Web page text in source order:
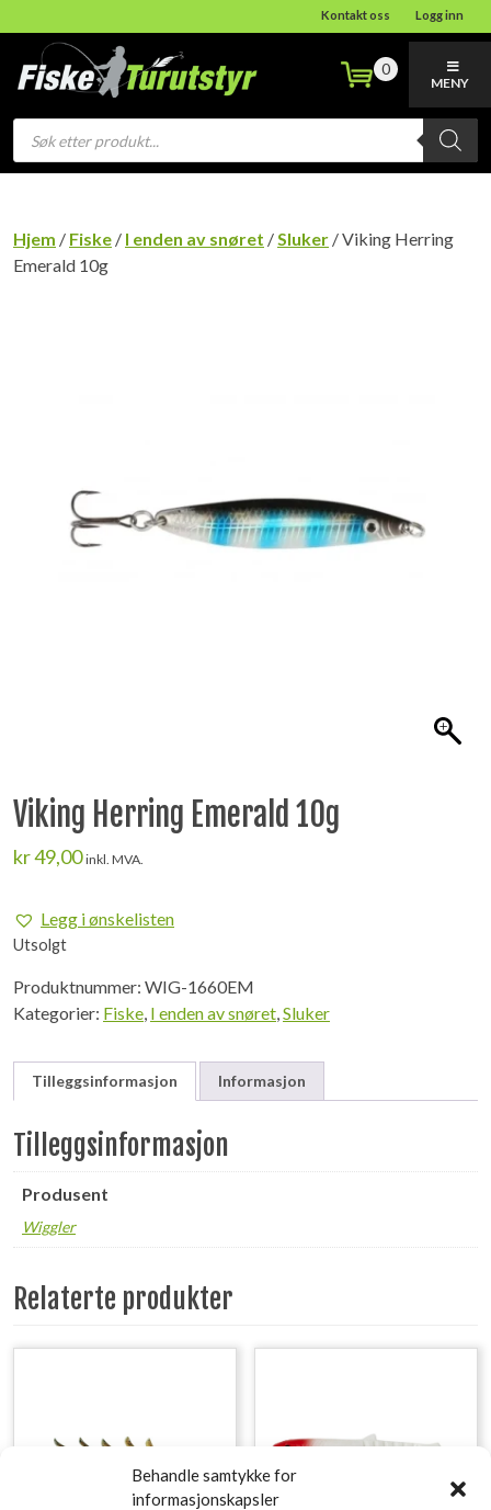
Behandle samtykke for
informasjonskapsler
Kontakt oss Logg inn
Products
search
0
MENY
Hjem / Fiske / I enden av snøret /Sluker / Viking Herring
Emerald 10g
Viking Herring Emerald 10g
kr49,00 inkl. MVA.
Legg i ønskelisten
Utsolgt
Produktnummer: WIG-1660EM
Kategorier: Fiske, I enden av snøret,Sluker
Tilleggsinformasjon Informasjon
Tilleggsinformasjon
Produsent
Wiggler
Relaterte produkter